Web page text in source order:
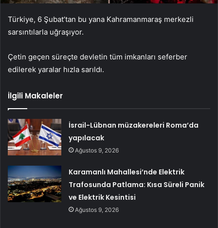
Türkiye, 6 Şubat’tan bu yana Kahramanmaraş merkezli
sarsıntılarla uğraşıyor.
Çetin geçen süreçte devletin tüm imkanları seferber
edilerek yaralar hızla sarıldı.
İlgili Makaleler
İsrail-Lübnan müzakereleri Roma’da
yapılacak
Ağustos 9, 2026
Karamanlı Mahallesi’nde Elektrik
Trafosunda Patlama: Kısa Süreli Panik
ve Elektrik Kesintisi
Ağustos 9, 2026